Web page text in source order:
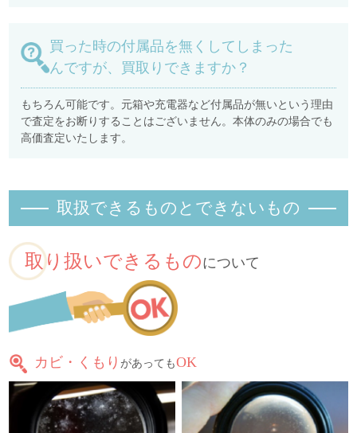
買った時の付属品を無くしてしまった
んですが、買取りできますか？
もちろん可能です。元箱や充電器など付属品が無いという理由
で査定をお断りすることはございません。本体のみの場合でも
高価査定いたします。
取扱できるものとできないもの
取り扱いできるものについて
カビ・くもり があってもOK